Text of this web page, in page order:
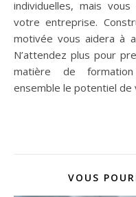
individuelles, mais
votre entreprise.
motivée vous aidera à
N’attendez plus pour
matière de
ensemble le potentiel de
VOUS